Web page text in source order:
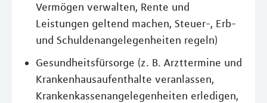
Vermögen verwalten, Rente und
Leistungen geltend machen, Steuer-, Erb-
und Schuldenangelegenheiten regeln)
Gesundheitsfürsorge (z. B. Arzttermine und
Krankenhausaufenthalte veranlassen,
Krankenkassenangelegenheiten erledigen,